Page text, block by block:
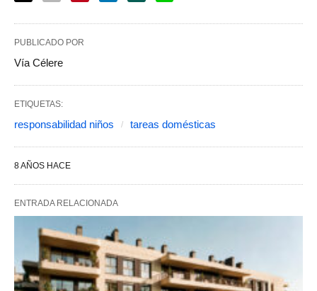
PUBLICADO POR
Vía Célere
ETIQUETAS:
responsabilidad niños tareas domésticas
8 AÑOS HACE
ENTRADA RELACIONADA